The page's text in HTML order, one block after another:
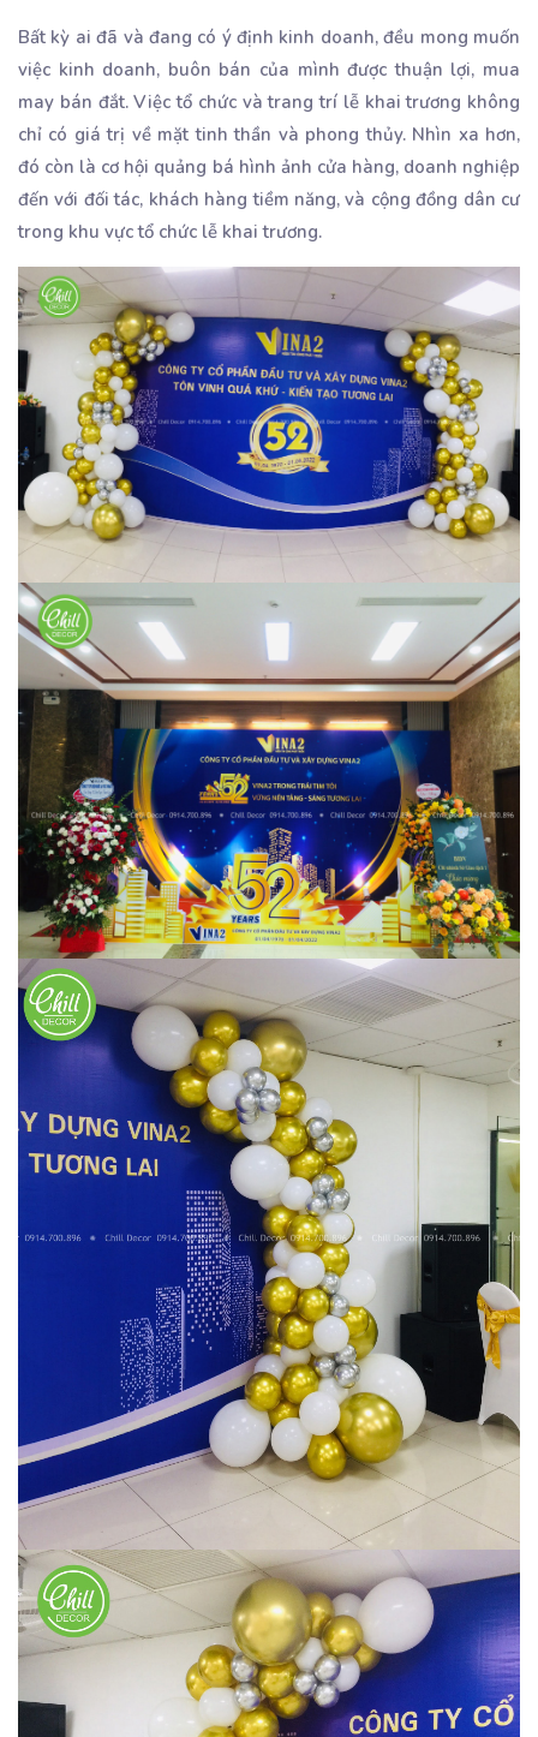
Bất kỳ ai đã và đang có ý định kinh doanh, đều mong muốn
việc kinh doanh, buôn bán của mình được thuận lợi, mua
may bán đắt. Việc tổ chức và trang trí lễ khai trương không
chỉ có giá trị về mặt tinh thần và phong thủy. Nhìn xa hơn,
đó còn là cơ hội quảng bá hình ảnh cửa hàng, doanh nghiệp
đến với đối tác, khách hàng tiềm năng, và cộng đồng dân cư
trong khu vực tổ chức lễ khai trương.